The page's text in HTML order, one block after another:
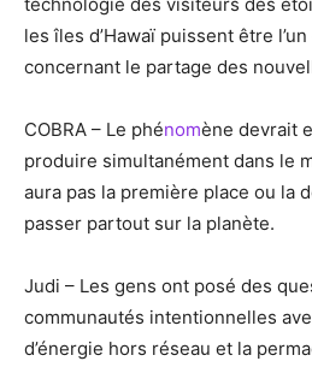
les îles d’Hawaï puissent être
concernant le partage des
COBRA – Le phénomène devrait
produire simultanément dans le
aura pas la première place ou la
passer partout sur la planète.
Judi – Les gens ont posé des
communautés intentionnelles
d’énergie hors réseau et la